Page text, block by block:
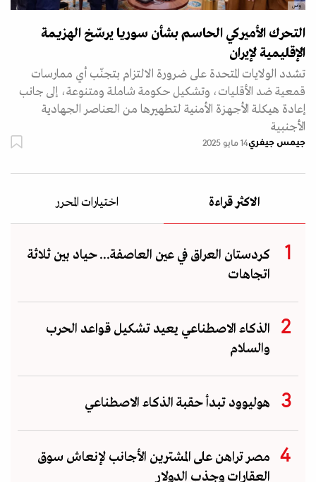
واس
التحرك الأميركي الحاسم بشأن سوريا يرسّخ الهزيمة
الإقليمية لإيران
تشدد الولايات المتحدة على ضرورة الالتزام بتجنّب أي ممارسات
قمعية ضد الأقليات، وتشكيل حكومة شاملة ومتنوعة، إلى جانب
إعادة هيكلة الأجهزة الأمنية لتطهيرها من العناصر الجهادية
الأجنبية
جيمس جيفري14 مايو 2025
الاكثر قراءة اختيارات المحرر
كردستان العراق في عين العاصفة... حياد بين ثلاثة
اتجاهات
الذكاء الاصطناعي يعيد تشكيل قواعد الحرب
والسلام
هوليوود تبدأ حقبة الذكاء الاصطناعي
مصر تراهن على المشترين الأجانب لإنعاش سوق
العقارات وجذب الدولار